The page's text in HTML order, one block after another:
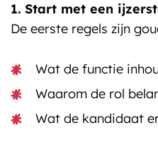
1. Start met een
De eerste regels zijn
Wat de functie
Waarom de rol
Wat de kandidaat